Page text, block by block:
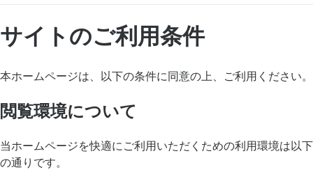
サイトのご利用条件
サイトのご利用条件
本ホームページは、以下の条件に同意の上、ご利用ください。
閲覧環境について
当ホームページを快適にご利用いただくための利用環境は以下
の通りです。